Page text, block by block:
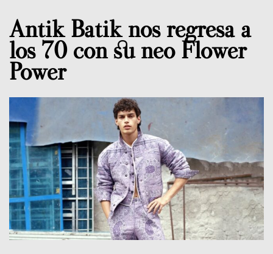
Antik Batik nos regresa a
los 70 con su neo Flower
Power